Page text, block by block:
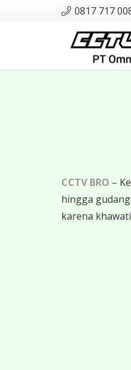
0817 717
CCTV BRO –
hingga
karena